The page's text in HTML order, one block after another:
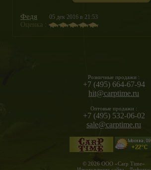
Федя 05 дек 2016 в 21:53
Оценка :
Розничные продажи :
+7 (495) 664-67-94
hit@carptime.ru
Оптовые продажи :
+7 (495) 532-06-02
sale@carptime.ru
© 2026 ООО «Carp Time»